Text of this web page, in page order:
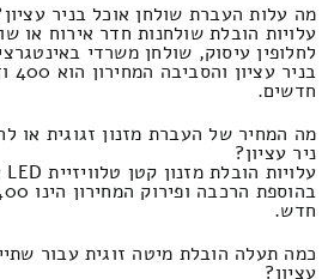
מה עלות העברת שולחן אוכל בניר
עלויות הובלת שולחנות חדר אירוח או
לחלופין עיסוק, שולחן משרדי
חדשים.
מה המחיר של העברת מזנון זגוגית או
ניר עציון?
חדש.
כמה תעלה הובלת מיטה זוגית עבור
עציון?